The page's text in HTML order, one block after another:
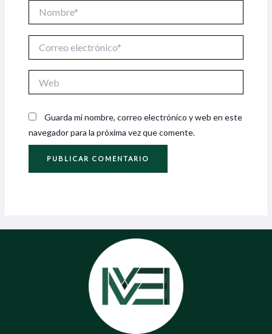
electrónico*
Guarda mi nombre, correo electrónico y web en este
navegador para la próxima vez que comente.